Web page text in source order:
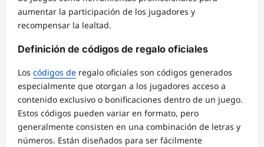
aumentar la participación de los jugadores y
recompensar la lealtad.
Definición de códigos de regalo oficiales
Los códigos de regalo oficiales son códigos generados
especialmente que otorgan a los jugadores acceso a
contenido exclusivo o bonificaciones dentro de un juego.
Estos códigos pueden variar en formato, pero
generalmente consisten en una combinación de letras y
números. Están diseñados para ser fácilmente